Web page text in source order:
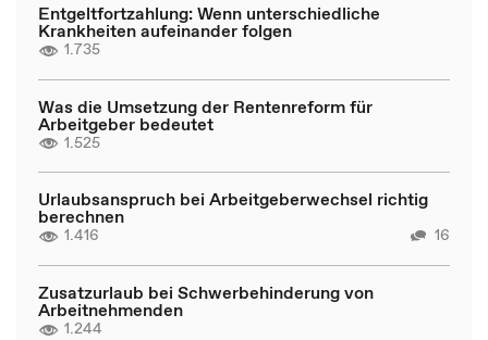
Entgeltfortzahlung: Wenn unterschiedliche
Krankheiten aufeinander folgen
1.735
Was die Umsetzung der Rentenreform für
Arbeitgeber bedeutet
1.525
Urlaubsanspruch bei Arbeitgeberwechsel richtig
berechnen
1.416 16
Zusatzurlaub bei Schwerbehinderung von
Arbeitnehmenden
1.244